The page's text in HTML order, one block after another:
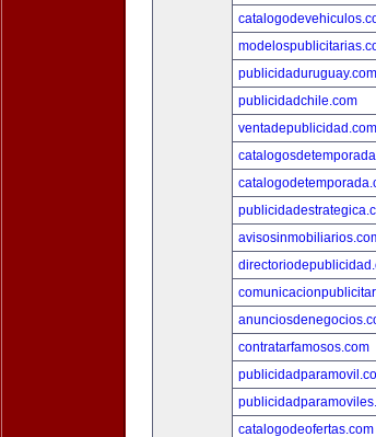
publicidaduruguay.com
publicidadchile.com
ventadepublicidad.com
contratarfamosos.com
catalogodeofertas.com